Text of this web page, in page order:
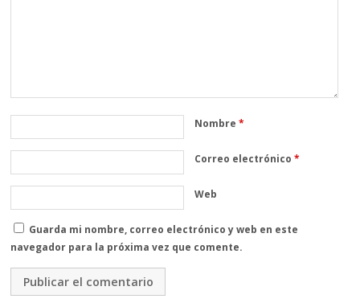
Nombre*
Correo electrónico*
Web
Guarda mi nombre, correo electrónico y web en este
navegador para la próxima vez que comente.